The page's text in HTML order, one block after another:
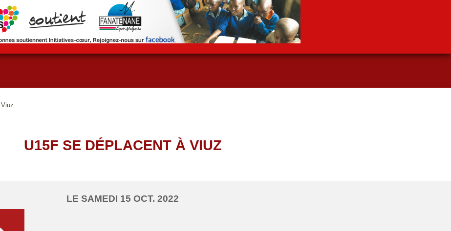
U15F SE DÉPLACENT À VIUZ
LE SAMEDI 15 OCT. 2022